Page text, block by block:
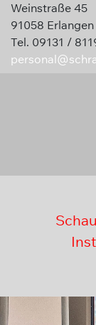
Weinstraße 45
91058 Erlangen
Tel. 09131 /